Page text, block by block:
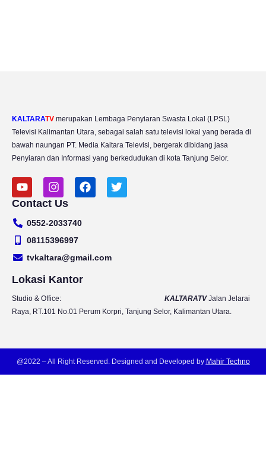
KALTARATV merupakan Lembaga Penyiaran Swasta Lokal (LPSL)
Televisi Kalimantan Utara, sebagai salah satu televisi lokal yang berada di
bawah naungan PT. Media Kaltara Televisi, bergerak dibidang jasa
Penyiaran dan Informasi yang berkedudukan di kota Tanjung Selor.
Y
o
u
u
b
I
n
s
a
g
a
m
F
a
k
T
w
Contact Us
0552-2033740
08115396997
tvkaltara@gmail.com
Lokasi Kantor
Studio & Office: KALTARATVJalan Jelarai
Raya, RT.101 No.01 Perum Korpri, Tanjung Selor, Kalimantan Utara.
@2022 – All Right Reserved. Designed and Developed by Mahir Techno